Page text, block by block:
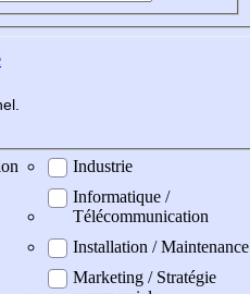
Industrie
Informatique /
Télécommunication
Installation / Maintenance
Marketing / Stratégie